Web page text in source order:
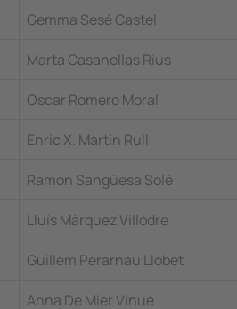
Gemma Sesé Castel
Marta Casanellas Rius
Oscar Romero Moral
Enric X. Martín Rull
Ramon Sangüesa Solé
Lluís Màrquez Villodre
Guillem Perarnau Llobet
Anna De Mier Vinué